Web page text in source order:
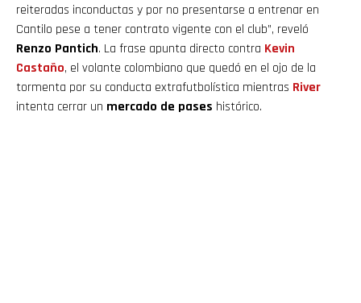
reiteradas inconductas y por no presentarse a entrenar en
Cantilo pese a tener contrato vigente con el club”, reveló
Renzo Pantich. La frase apunta directo contra Kevin
Castaño, el volante colombiano que quedó en el ojo de la
tormenta por su conducta extrafutbolística mientras River
intenta cerrar un mercado de pases histórico.